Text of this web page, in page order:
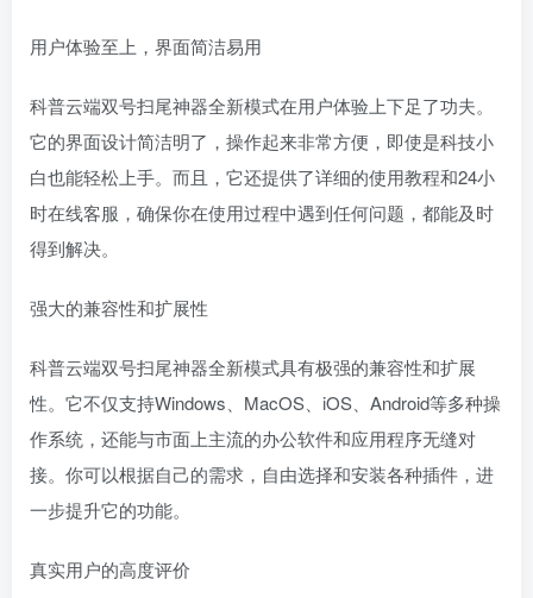
用户体验至上，界面简洁易用
科普云端双号扫尾神器全新模式在用户体验上下足了功夫。
它的界面设计简洁明了，操作起来非常方便，即使是科技小
白也能轻松上手。而且，它还提供了详细的使用教程和24小
时在线客服，确保你在使用过程中遇到任何问题，都能及时
得到解决。
强大的兼容性和扩展性
科普云端双号扫尾神器全新模式具有极强的兼容性和扩展
性。它不仅支持Windows、MacOS、iOS、Android等多种操
作系统，还能与市面上主流的办公软件和应用程序无缝对
接。你可以根据自己的需求，自由选择和安装各种插件，进
一步提升它的功能。
真实用户的高度评价